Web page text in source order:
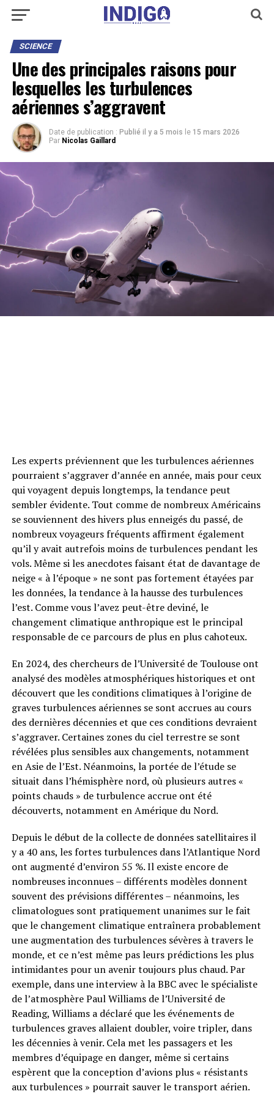
SCIENCE
Une des principales raisons pour
lesquelles les turbulences
aériennes s’aggravent
Date de publication : Publié il y a 5 mois le 15 mars 2026
Par Nicolas Gaillard
Les experts préviennent que les turbulences aériennes
pourraient s’aggraver d’année en année, mais pour ceux
qui voyagent depuis longtemps, la tendance peut
sembler évidente. Tout comme de nombreux Américains
se souviennent des hivers plus enneigés du passé, de
nombreux voyageurs fréquents affirment également
qu’il y avait autrefois moins de turbulences pendant les
vols. Même si les anecdotes faisant état de davantage de
neige « à l’époque » ne sont pas fortement étayées par
les données, la tendance à la hausse des turbulences
l’est. Comme vous l’avez peut-être deviné, le
changement climatique anthropique est le principal
responsable de ce parcours de plus en plus cahoteux.
En 2024, des chercheurs de l’Université de Toulouse ont
analysé des modèles atmosphériques historiques et ont
découvert que les conditions climatiques à l’origine de
graves turbulences aériennes se sont accrues au cours
des dernières décennies et que ces conditions devraient
s’aggraver. Certaines zones du ciel terrestre se sont
révélées plus sensibles aux changements, notamment
en Asie de l’Est. Néanmoins, la portée de l’étude se
situait dans l’hémisphère nord, où plusieurs autres «
points chauds » de turbulence accrue ont été
découverts, notamment en Amérique du Nord.
Depuis le début de la collecte de données satellitaires il
y a 40 ans, les fortes turbulences dans l’Atlantique Nord
ont augmenté d’environ 55 %. Il existe encore de
nombreuses inconnues – différents modèles donnent
souvent des prévisions différentes – néanmoins, les
climatologues sont pratiquement unanimes sur le fait
que le changement climatique entraînera probablement
une augmentation des turbulences sévères à travers le
monde, et ce n’est même pas leurs prédictions les plus
intimidantes pour un avenir toujours plus chaud. Par
exemple, dans une interview à la BBC avec le spécialiste
de l’atmosphère Paul Williams de l’Université de
Reading, Williams a déclaré que les événements de
turbulences graves allaient doubler, voire tripler, dans
les décennies à venir. Cela met les passagers et les
membres d’équipage en danger, même si certains
espèrent que la conception d’avions plus « résistants
aux turbulences » pourrait sauver le transport aérien.